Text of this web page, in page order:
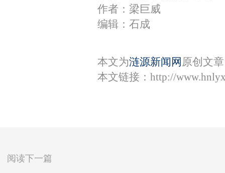
作者：梁巨威
编辑：石成
本文为涟源新闻网 原创文
本文链接： http://
阅读下一篇